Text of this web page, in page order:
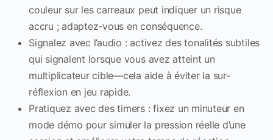
couleur sur les carreaux peut indiquer un risque
accru ; adaptez-vous en conséquence.
Signalez avec l’audio : activez des tonalités subtiles
qui signalent lorsque vous avez atteint un
multiplicateur cible—cela aide à éviter la sur-
réflexion en jeu rapide.
Pratiquez avec des timers : fixez un minuteur en
mode démo pour simuler la pression réelle d’une